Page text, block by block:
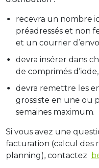
recevra un nombre
préadressés et non
et un courrier
devra insérer dans
de comprimés d’iode,
devra remettre les
grossiste en une ou
semaines maximum.
Si vous avez une
facturation (calcul des
planning), contactez